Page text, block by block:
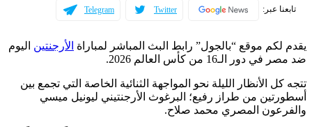
Twitter
Telegram
موقع “بالجول” رابط البث المباشر لمباراة الأرجنتيناليوم
من كأس العالم 2026.
الأنظار الليلة نحو المواجهة الثنائية الخاصة التي تجمع بين
من طراز رفيع؛ البرغوث الأرجنتيني ليونيل ميسي
المصري محمد صلاح.